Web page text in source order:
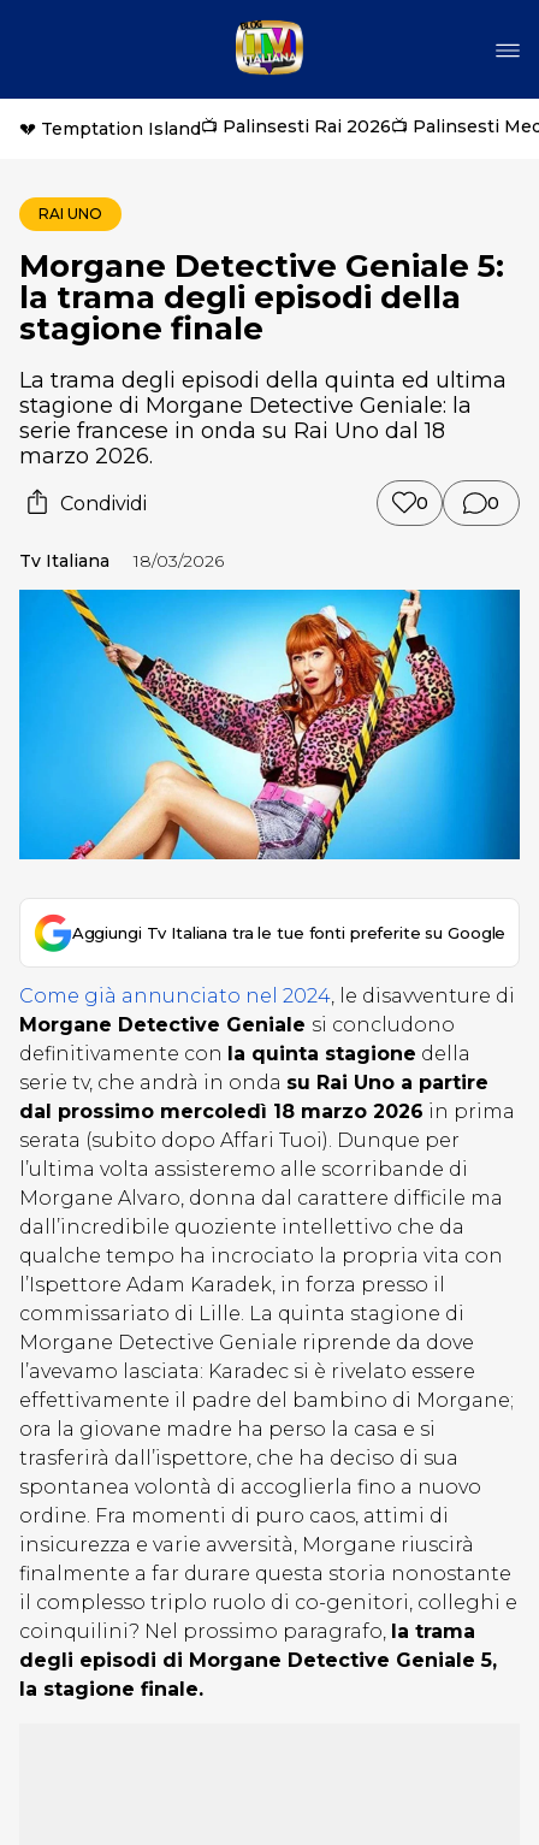
💔 Temptation Island📺 Palinsesti Rai 2026📺 Palinsesti
RAI UNO
Morgane Detective Geniale 5:
la trama degli episodi della
stagione finale
La trama degli episodi della quinta ed ultima
stagione di Morgane Detective Geniale: la
serie francese in onda su Rai Uno dal 18
marzo 2026.
Condividi 0 0
Tv Italiana 18/03/2026
Aggiungi Tv Italiana tra le tue fonti preferite su Google
Come già annunciato nel 2024, le disavventure di
Morgane Detective Geniale si concludono
definitivamente con la quinta stagione della
serie tv, che andrà in onda su Rai Uno a partire
dal prossimo mercoledì 18 marzo 2026 in prima
serata (subito dopo Affari Tuoi). Dunque per
l’ultima volta assisteremo alle scorribande di
Morgane Alvaro, donna dal carattere difficile ma
dall’incredibile quoziente intellettivo che da
qualche tempo ha incrociato la propria vita con
l’Ispettore Adam Karadek, in forza presso il
commissariato di Lille. La quinta stagione di
Morgane Detective Geniale riprende da dove
l’avevamo lasciata: Karadec si è rivelato essere
effettivamente il padre del bambino di Morgane;
ora la giovane madre ha perso la casa e si
trasferirà dall’ispettore, che ha deciso di sua
spontanea volontà di accoglierla fino a nuovo
ordine. Fra momenti di puro caos, attimi di
insicurezza e varie avversità, Morgane riuscirà
finalmente a far durare questa storia nonostante
il complesso triplo ruolo di co-genitori, colleghi e
coinquilini? Nel prossimo paragrafo, la trama
degli episodi di Morgane Detective Geniale 5,
la stagione finale.